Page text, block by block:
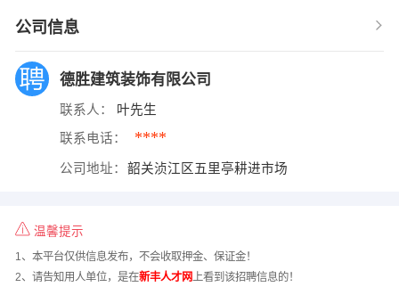
公司信息
德胜建筑装饰有限公司
联系人： 叶先生
联系电话： ****
公司地址： 韶关浈江区五里亭耕进市场
温馨提示
1、本平台仅供信息发布，不会收取押金、保证金！
2、请告知用人单位，是在新丰人才网上看到该招聘信息的！